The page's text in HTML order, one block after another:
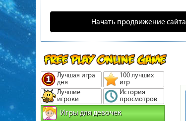
Начать продвижение сайта
Лучшая игра
дня
100 лучших
игр
Лучшие
игроки
История
просмотров
Игры для девочек